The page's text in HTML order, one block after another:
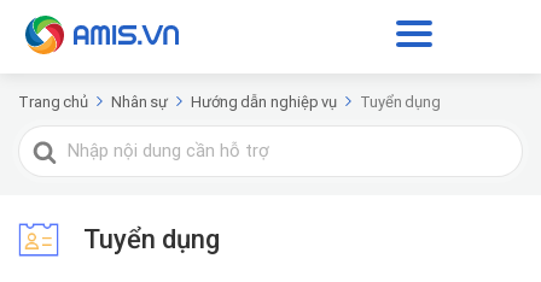
Trang chủ Nhân sự Hướng dẫn nghiệp vụ Tuyển dụng
Tìm
kiếm
Tuyển dụng